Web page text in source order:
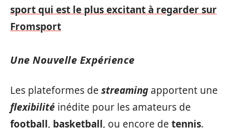
sport qui est le plus excitant à regarder sur
Fromsport
Une Nouvelle Expérience
Les plateformes de streaming apportent une
flexibilité inédite pour les amateurs de
football, basketball, ou encore de tennis.